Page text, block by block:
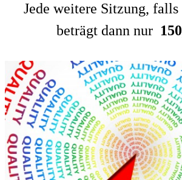
Jede weitere Sitzung, falls
beträgt dann nur